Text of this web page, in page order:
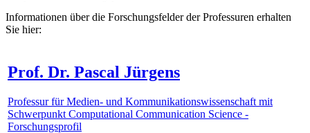
Informationen über die Forschungsfelder der Professuren erhalten
Sie hier:
Prof. Dr. Pascal Jürgens
Professur für Medien- und Kommunikationswissenschaft mit
Schwerpunkt Computational Communication Science -
Forschungsprofil